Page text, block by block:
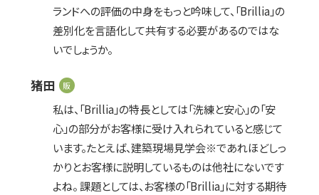
ランドへの評価の中身をもっと吟味して、「Brillia」の
差別化を言語化して共有する必要があるのではな
いでしょうか。
猪田 販
私は、「Brillia」の特長としては「洗練と安心」の「安
心」の部分がお客様に受け入れられていると感じて
います。たとえば、建築現場見学会※であれほどしっ
かりとお客様に説明しているものは他社にないです
よね。 課題としては、お客様の「Brillia」に対する期待